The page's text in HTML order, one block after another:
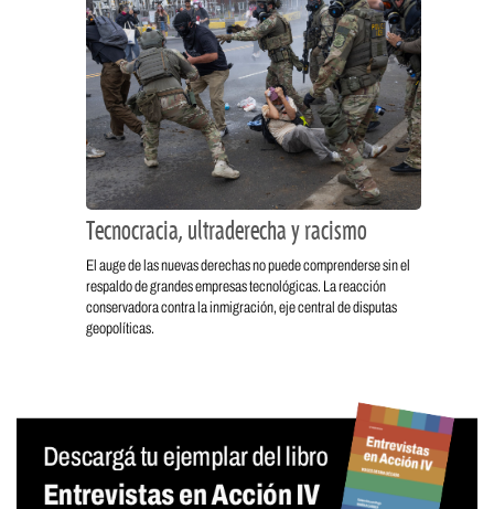
Tecnocracia, ultraderecha y racismo
El auge de las nuevas derechas no puede comprenderse sin el
respaldo de grandes empresas tecnológicas. La reacción
conservadora contra la inmigración, eje central de disputas
geopolíticas.